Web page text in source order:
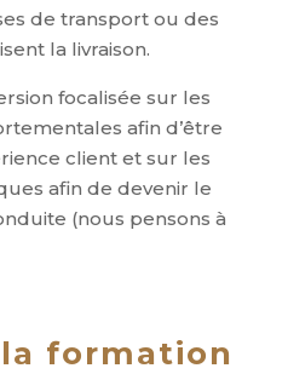
de transport ou des
la livraison.
focalisée sur les
afin d’être
client et sur les
afin de devenir le
(nous pensons à
formation